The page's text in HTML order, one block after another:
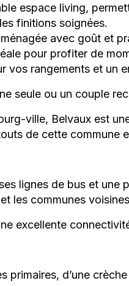
espace living,
finitions soignées.
avec goût et
pour profiter de
vos rangements et un
seule ou un couple
ville, Belvaux est
de cette commune
lignes de bus et
les communes
excellente
primaires, d’une